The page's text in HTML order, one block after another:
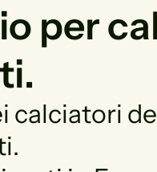
per